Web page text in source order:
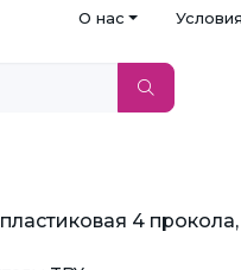
О нас
4 прокола,